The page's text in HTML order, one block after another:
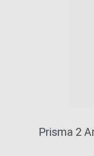
Prisma 2